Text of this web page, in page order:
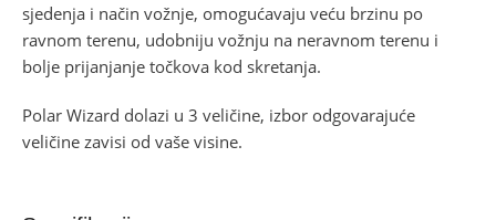
sjedenja i način vožnje, omogućavaju veću brzinu po
ravnom terenu, udobniju vožnju na neravnom terenu i
bolje prijanjanje točkova kod skretanja.
Polar Wizard dolazi u 3 veličine, izbor odgovarajuće
veličine zavisi od vaše visine.